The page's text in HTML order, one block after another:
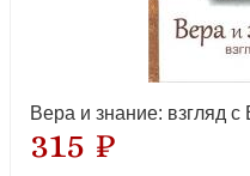
Помянник (подарочн.,
Вера и знание: взгляд с
315 ₽